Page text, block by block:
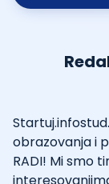
obrazovanja i
RADI! Mi smo